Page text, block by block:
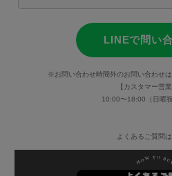
LINEで問い
※お問い合わせ時間外のお問い合わせ
【カスタマー営業
10:00〜18:00（日曜祝
よくあるご質問